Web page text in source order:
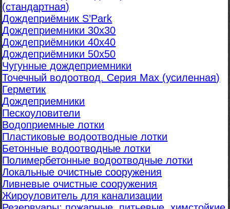
(стандартная)
Дождеприёмник S’Park
Дождеприемники 30х30
Дождеприёмники 40х40
Дождеприёмники 50х50
Чугунные дождеприемники
Точечный водоотвод. Серия Max (усиленная)
Герметик
Дождеприемники
Пескоуловители
Водоприемные лотки
Пластиковые водоотводные лотки
Бетонные водоотводные лотки
Полимербетонные водоотводные лотки
Локальные очистные сооружения
Ливневые очистные сооружения
Жироуловитель для канализации